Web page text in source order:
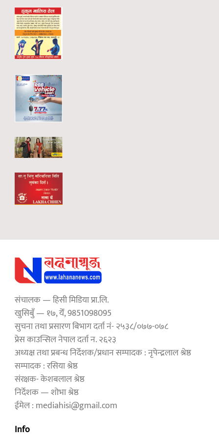
संचालक — हिसी मिडिया प्रा.लि.
खुसिबुँ — १७, येँ, 9851098095
सुचना तथा प्रसारण बिभाग दर्ता नं- २५३८/०७७-०७८
प्रेस काउन्सिल नेपाल दर्ता न. २६२३
अध्यक्ष तथा प्रबन्ध निर्देशक/प्रधान सम्पादक : नृपेन्द्रलाल श्रेष्ठ
सम्पादक : रसिया श्रेष्ठ
संरक्षक- केशबलाल श्रेष्ठ
निर्देशक — शोभा श्रेष्ठ
ईमेल : mediahisi@gmail.com
Info